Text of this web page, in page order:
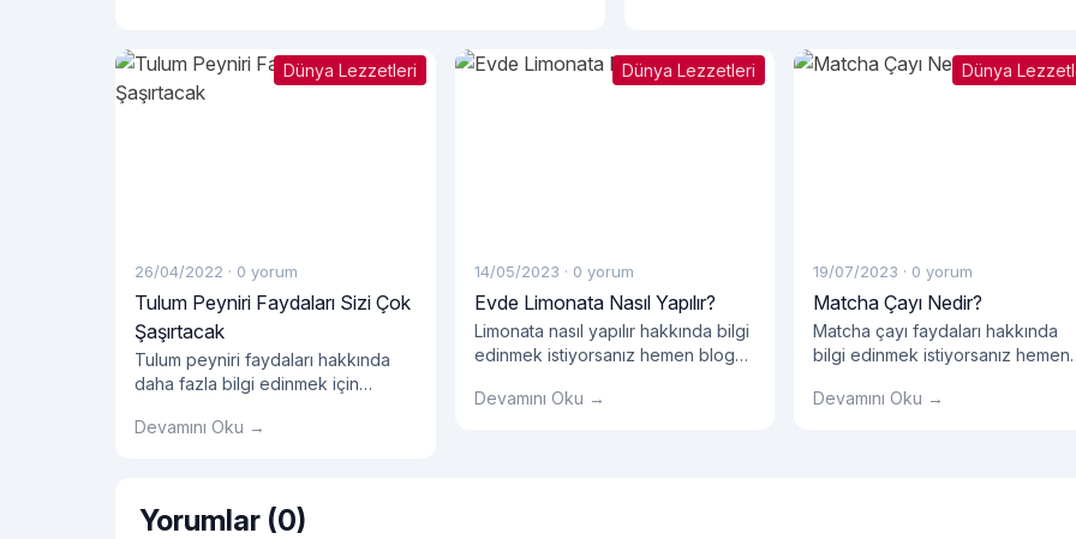
Dünya Lezzetleri
26/04/2022 · 0 yorum
Tulum Peyniri Faydaları Sizi Çok
Şaşırtacak
Tulum peyniri faydaları hakkında
daha fazla bilgi edinmek için
Devamını Oku →
Dünya Lezzetleri
14/05/2023 · 0 yorum
Evde Limonata Nasıl Yapılır?
Limonata nasıl yapılır hakkında bilgi
edinmek istiyorsanız hemen blog
Devamını Oku →
Dünya
19/07/2023 · 0 yorum
Matcha Çayı Nedir?
Matcha çayı faydaları hakkında
bilgi edinmek istiyorsanız hemen
Devamını Oku →
Yorumlar (0)